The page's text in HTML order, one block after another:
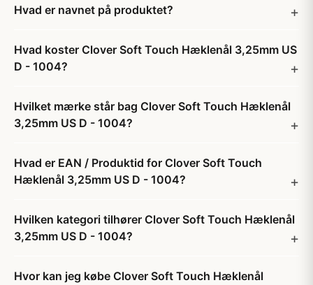
Hvad er navnet på produktet?
Hvad koster Clover Soft Touch Hæklenål 3,25mm US
D - 1004?
Hvilket mærke står bag Clover Soft Touch Hæklenål
3,25mm US D - 1004?
Hvad er EAN / Produktid for Clover Soft Touch
Hæklenål 3,25mm US D - 1004?
Hvilken kategori tilhører Clover Soft Touch Hæklenål
3,25mm US D - 1004?
Hvor kan jeg købe Clover Soft Touch Hæklenål